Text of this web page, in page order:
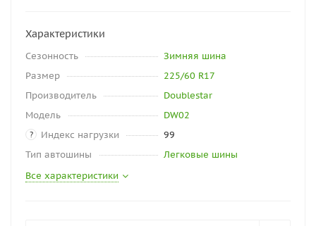
Характеристики
Сезонность
Зимняя шина
Размер
225/60 R17
Производитель
Doublestar
Модель
DW02
? Индекс нагрузки
99
Тип автошины
Легковые шины
Все характеристики